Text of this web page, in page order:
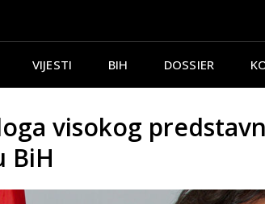
VIJESTI BIH DOSSIER
visokog
BiH